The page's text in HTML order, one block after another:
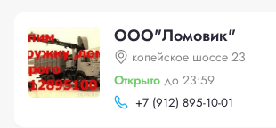
ООО"Ломовик"
копейское шоссе 23
Открыто до 23:59
+7 (912) 895-10-01